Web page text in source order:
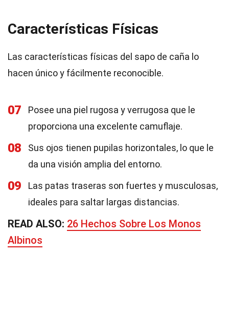
Características Físicas
Las características físicas del sapo de caña lo
hacen único y fácilmente reconocible.
07
Posee una piel rugosa y verrugosa que le
proporciona una excelente camuflaje.
08
Sus ojos tienen pupilas horizontales, lo que le
da una visión amplia del entorno.
09
Las patas traseras son fuertes y musculosas,
ideales para saltar largas distancias.
READ ALSO: 26 Hechos Sobre Los Monos
Albinos